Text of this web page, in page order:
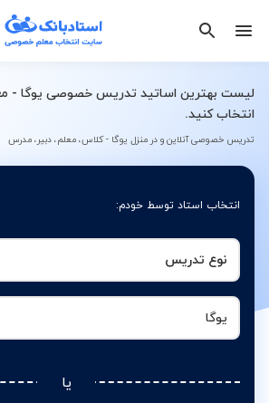
لیست بهترین اساتید تدریس خصوصی یوگا -
انتخاب کنید.
تدریس خصوصی آنلاین و در منزل یوگا - کلاس، معلم، دبیر، مدرس
انتخاب استاد توسط خودم:
نوع تدریس
یوگا
یا
یوگا